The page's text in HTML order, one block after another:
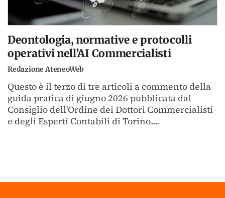
Deontologia, normative e protocolli
operativi nell’AI Commercialisti
Redazione AteneoWeb
Questo è il terzo di tre articoli a commento della
guida pratica di giugno 2026 pubblicata dal
Consiglio dell'Ordine dei Dottori Commercialisti
e degli Esperti Contabili di Torino....